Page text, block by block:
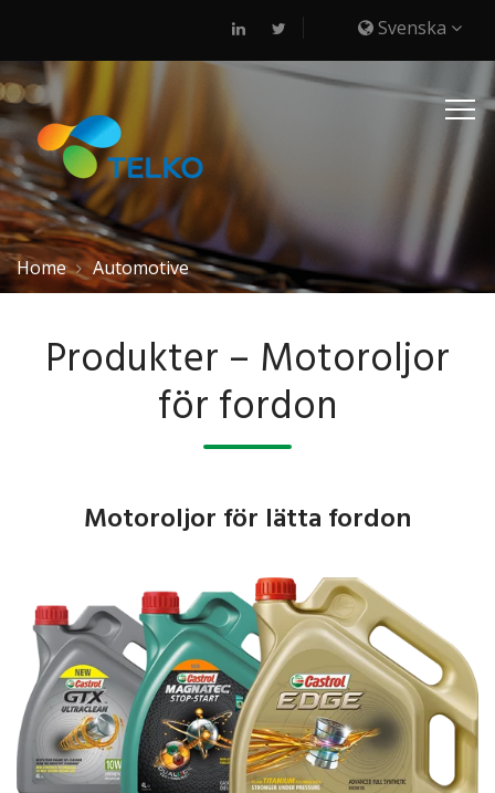
Svenska
Home Automotive
Produkter – Motoroljor
för fordon
Motoroljor för lätta fordon